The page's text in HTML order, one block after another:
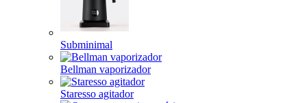
Subminimal
Bellman vaporizador
Staresso agitador